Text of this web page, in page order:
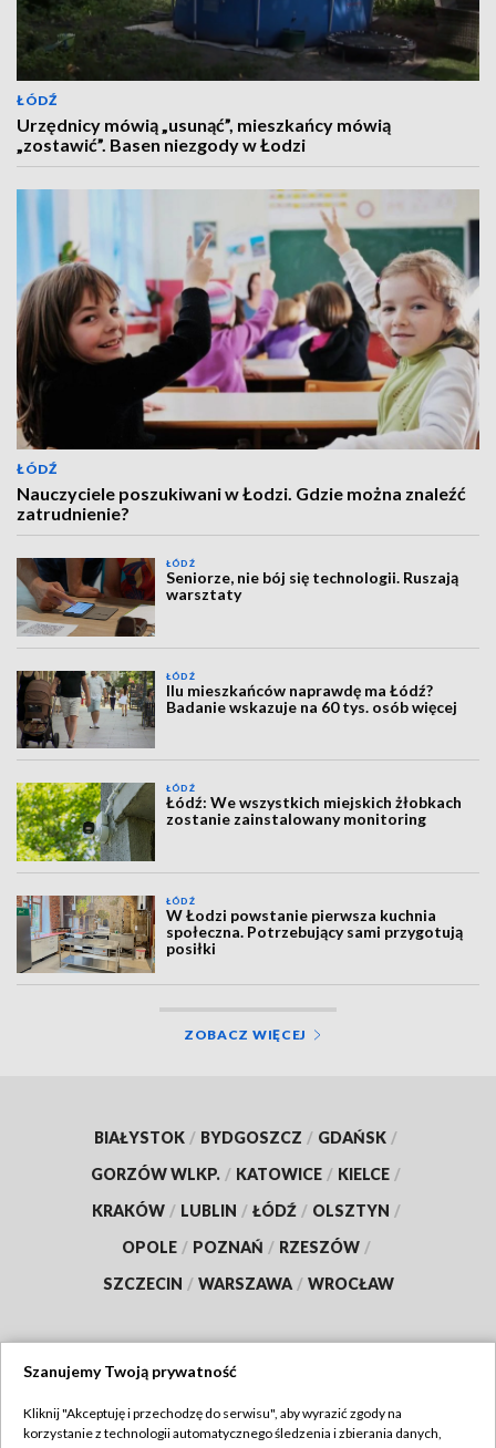
ŁÓDŹ
Urzędnicy mówią „usunąć”, mieszkańcy mówią
„zostawić”. Basen niezgody w Łodzi
ŁÓDŹ
Nauczyciele poszukiwani w Łodzi. Gdzie można znaleźć
zatrudnienie?
ŁÓDŹ
Seniorze, nie bój się technologii. Ruszają
warsztaty
ŁÓDŹ
Ilu mieszkańców naprawdę ma Łódź?
Badanie wskazuje na 60 tys. osób więcej
ŁÓDŹ
Łódź: We wszystkich miejskich żłobkach
zostanie zainstalowany monitoring
ŁÓDŹ
W Łodzi powstanie pierwsza kuchnia
społeczna. Potrzebujący sami przygotują
posiłki
ZOBACZ WIĘCEJ
BIAŁYSTOK / BYDGOSZCZ / GDAŃSK /
GORZÓW WLKP. / KATOWICE / KIELCE /
KRAKÓW / LUBLIN / ŁÓDŹ / OLSZTYN /
OPOLE / POZNAŃ / RZESZÓW /
SZCZECIN / WARSZAWA / WROCŁAW
TVP
Szanujemy Twoją prywatność
Kliknij "Akceptuję i przechodzę do serwisu", aby wyrazić zgody na
korzystanie z technologii automatycznego śledzenia i zbierania danych,